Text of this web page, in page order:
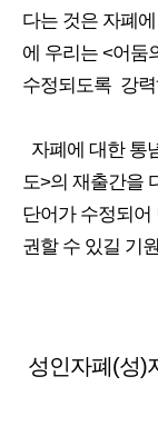
다는 것은 자폐
에 우리는 <어둠
수정되도록 강
자폐에 대한 통
도>의 재출간을
단어가 수정되어
권할 수 있길 기
성인자폐(성)